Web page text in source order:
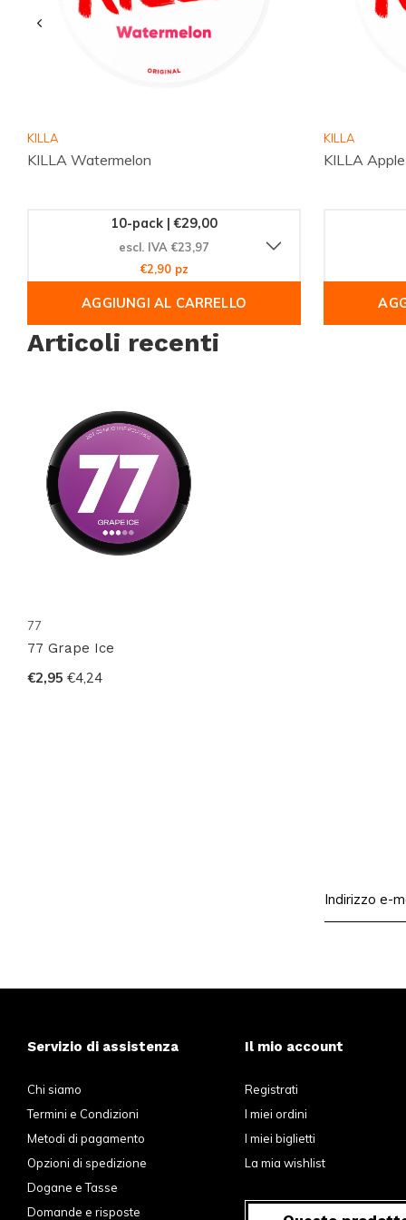
Unisciti alla comunità globale di clienti soddisfatti che hanno
KILLA
KILLA Watermelon
10-pack | €29,00
escl. IVA €23,97
€2,90 pz
AGGIUNGI AL CARRELLO
KILLA
KILLA Apple
Articoli recenti
77
77 Grape Ice
€2,95 €4,24
Servizio di assistenza
Chi siamo
Termini e Condizioni
Metodi di pagamento
Opzioni di spedizione
Dogane e Tasse
Domande e risposte
Il mio account
Registrati
I miei ordini
I miei biglietti
La mia wishlist